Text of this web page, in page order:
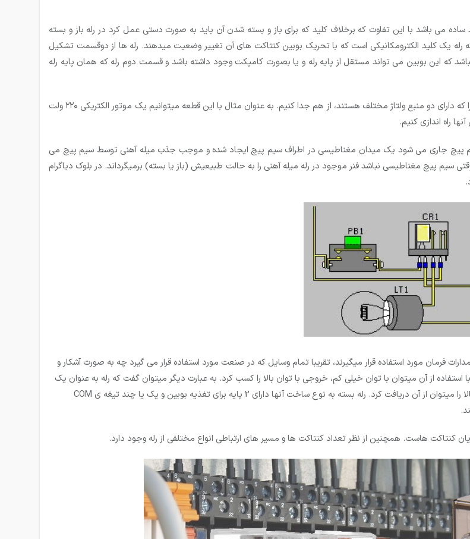
ساده می باشد با این تفاوت که برخلاف کلید که برای باز و بسته شدن آن باید به صورت دستی عمل کرد در رله باز و بسته
یک کلید الکترومکانیکی است که با تحریک بوبین کنتاکت های آن تغییر وضعیت می­دهند. رله ها از دوقسمت تشکیل
که این بوبین می تواند مستقل از پایه رله و یا بصورت کامپکت وجود داشته باشد و قسمت دوم رله که همان پایه رله
استفاده از رله این امکان را به ما می دهدکه بتوانیم دو بخش مجزای یک سیستم را که دارای دو منبع ولتاژ مختلف هستند، از هم جدا کنیم. به عنوان مثال با این قطعه میتوانیم یک موتور الکتریکی ۲۲۰ ولت
پیچ جاری می شود یک میدان مغناطیسی در اطراف سیم پیچ ایجاد شده و موجب جذب میله آهنی توسط سیم پیچ می
سیم پیچ مغناطیسی نباشد فنر موجود در رله میله آهنی را به حالت طبیعیش (باز یا بسته) برمیگرداند. در بلوک دیاگرام
فرمان مورد استفاده قرار می­گیرند، تقریبا تمام وسایل که در صنعت مورد استفاده قرار می گیرد چه به صورت آشکار و
از آن میتوان با توان خیلی کم، خروجی با توان بالا را کسب کرد. به عبارت دیگر می­توان گفت که رله به عنوان یک
تقویت کننده نیز به حساب می آید چرا که ورودی با جریان کم و خروجی با جریان بالا را میتوان از آن دریافت کرد. رله بسته به نوع ساخت آنها دارای 2 پایه برای تغذیه بوبین و یک یا چند تیغه ی COM
کنتاکت هاست. همچنین از نظر تعداد کنتاکت ها و مسیر های ارتباطی انواع مختلفی از رله وجود دارد.